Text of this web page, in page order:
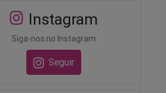
Instagram
Siga-nos no Instagram
Seguir